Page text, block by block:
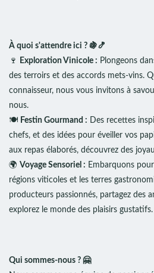
À quoi s'attendre ici ? 🍇🍤
🍷
Exploration Vinicole : Plongeons
des terroirs et des accords mets-vins.
connaisseur, nous vous invitons à
nous.
🍽️ Festin Gourmand : Des recettes
chefs, et des idées pour éveiller vos
aux repas élaborés, découvrez des
🌍 Voyage Sensoriel : Embarquons
régions viticoles et les terres
producteurs passionnés, partagez des
explorez le monde des plaisirs gustatifs.
Qui sommes-nous ? 🤗